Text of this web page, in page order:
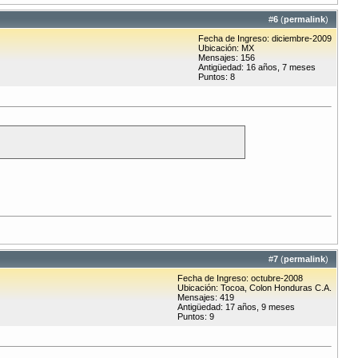
#6 (permalink)
Fecha de Ingreso: diciembre-2009
Ubicación: MX
Mensajes: 156
Antigüedad: 16 años, 7 meses
Puntos: 8
#7 (permalink)
Fecha de Ingreso: octubre-2008
Ubicación: Tocoa, Colon Honduras C.A.
Mensajes: 419
Antigüedad: 17 años, 9 meses
Puntos: 9